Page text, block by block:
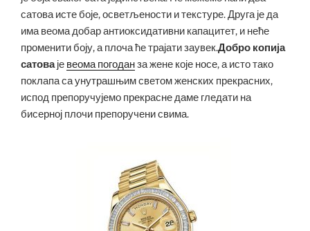
сатова исте боје, осветљености и текстуре. Друга је да
има веома добар антиоксидативни капацитет, и неће
променити боју, а плоча ће трајати заувек.Добро копија
сатоваје веома погоданза жене које носе, а исто тако
поклапа са унутрашњим светом женских прекрасних,
испод препоручујемо прекрасне даме гледати на
бисерној плочи препоручени свима.